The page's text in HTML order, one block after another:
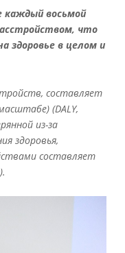
восьмой
что
здоровье в целом и
составляет
(DALY,
из-за
здоровья,
составляет